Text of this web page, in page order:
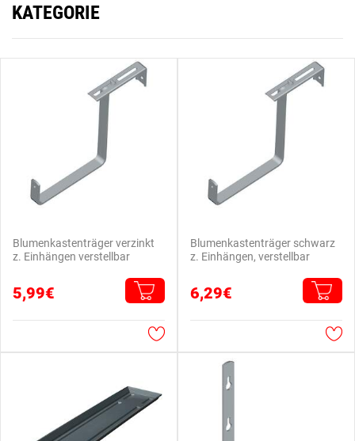
KATEGORIE
Blumenkastenträger verzinkt
z. Einhängen verstellbar
5,99€
Blumenkastenträger schwarz
z. Einhängen, verstellbar
6,29€